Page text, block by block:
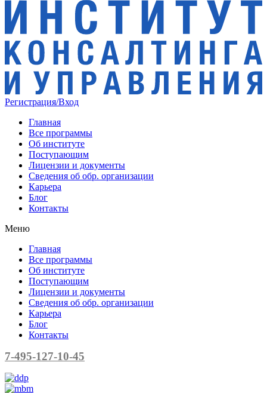
Регистрация/Вход
Главная
Все программы
Об институте
Поступающим
Лицензии и документы
Сведения об обр. организации
Карьера
Блог
Контакты
Меню
Главная
Все программы
Об институте
Поступающим
Лицензии и документы
Сведения об обр. организации
Карьера
Блог
Контакты
7-495-127-10-45